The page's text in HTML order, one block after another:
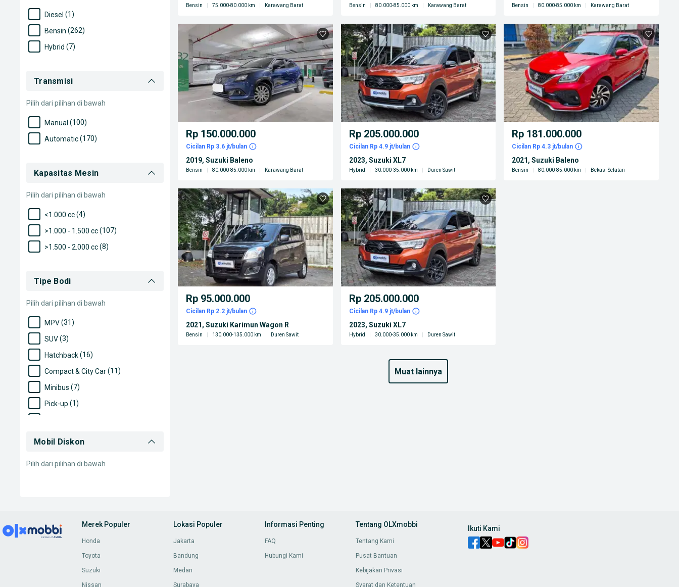
Diesel (1)
Bensin (262)
Hybrid (7)
Transmisi
Pilih dari pilihan di bawah
Manual (100)
Automatic(170)
Kapasitas Mesin
Pilih dari pilihan di bawah
<1.000 cc(4)
>1.000 - 1.500 cc(107)
>1.500 - 2.000 cc(8)
Tipe Bodi
Pilih dari pilihan di bawah
MPV(31)
SUV(3)
Hatchback(16)
Compact & City Car(11)
Minibus (7)
Pick-up (1)
Mobil Diskon
Pilih dari pilihan di bawah
Bensin 75.000-80.000 km Karawang Barat Bensin 80.000-85.000 km Karawang Barat Bensin 80.000-85.000 km Karawang Barat
Rp 150.000.000
Cicilan Rp 3.6 jt/bulan
2019, Suzuki Baleno
Bensin 80.000-85.000 km Karawang Barat
Rp 205.000.000
Cicilan Rp 4.9 jt/bulan
2023, Suzuki XL7
Hybrid 30.000-35.000 km Duren Sawit
Rp 181.000.000
Cicilan Rp 4.3 jt/bulan
2021, Suzuki Baleno
Bensin 80.000-85.000 km Bekasi Selatan
Rp 95.000.000
Cicilan Rp 2.2 jt/bulan
2021, Suzuki Karimun Wagon R
Bensin 130.000-135.000 km Duren Sawit
Rp 205.000.000
Cicilan Rp 4.9 jt/bulan
2023, Suzuki XL7
Hybrid 30.000-35.000 km Duren Sawit
muat lainnya
Merek Populer
Honda
Toyota
Suzuki
Nissan
Lokasi Populer
Jakarta
Bandung
Medan
Surabaya
Informasi Penting
FAQ
Hubungi Kami
Tentang OLXmobbi
Tentang Kami
Pusat Bantuan
Kebijakan Privasi
Syarat dan Ketentuan
Ikuti Kami